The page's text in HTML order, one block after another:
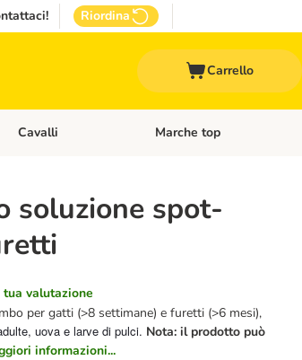
Riordina
Carrello
Uccelli
Apri Menù Categoria: Acquariologia
Cavalli Apri Menù Categoria: Cavalli
Marche top
soluzione spot-
valutazione
per gatti (>8 settimane) e furetti (>6 mesi),
uova e larve di pulci. Nota: il prodotto può
informazioni...